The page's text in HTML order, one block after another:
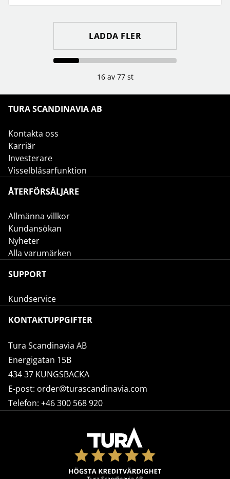
LADDA FLER
16 av 77 st
TURA SCANDINAVIA AB
Kontakta oss
Karriär
Investerare
Visselblåsarfunktion
ÅTERFÖRSÄLJARE
Allmänna villkor
Kundansökan
Nyheter
Alla varumärken
SUPPORT
Kundservice
KONTAKTUPPGIFTER
Tura Scandinavia AB
Energigatan 15B
434 37 KUNGSBACKA
E-post: order@turascandinavia.com
Telefon: +46 300 568 920